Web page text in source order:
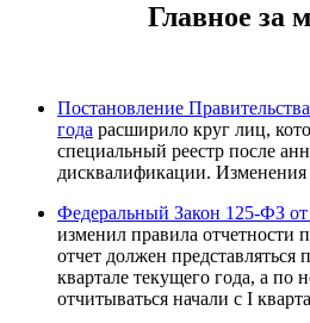
Главное за
Постановление
года расширило круг лиц,
специальный реестр после
дисквалификации. Изменения
Федеральный Закон 125-ФЗ
изменил правила
отчет должен
квартале текущего года, а по
отчитываться начали с I